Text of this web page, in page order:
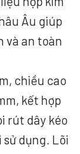
Âu giúp
và an toàn
chiều cao
kết hợp
rút dây kéo
dụng. Lõi